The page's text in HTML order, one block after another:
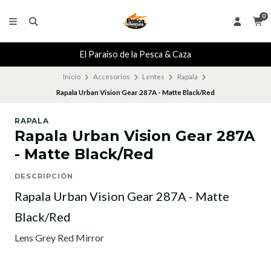
0
El Paraiso de la Pesca & Caza
Inicio Accesorios Lentes
Rapala
Rapala Urban Vision Gear 287A - Matte Black/Red
RAPALA
Rapala Urban Vision Gear 287A
- Matte Black/Red
DESCRIPCIÓN
Rapala Urban Vision Gear 287A - Matte
Black/Red
Lens Grey Red Mirror